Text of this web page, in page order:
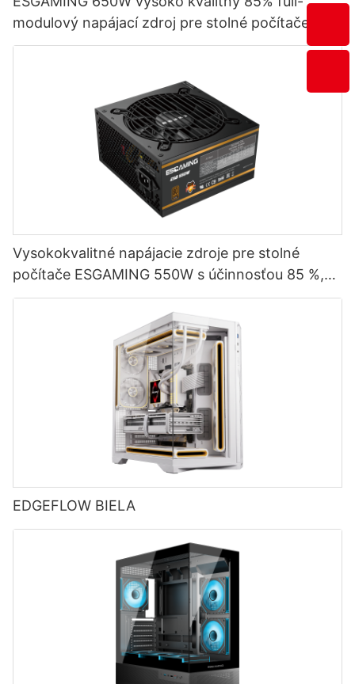
modulový napájací zdroj pre stolné počítače s
účinnosťou 80+ bronze ESB650W
Vysokokvalitné napájacie zdroje pre stolné
počítače ESGAMING 550W s účinnosťou 85 %,
certifikátom 80+ Bronze
EDGEFLOW BIELA